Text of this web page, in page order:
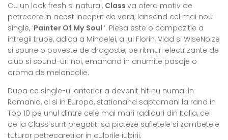
Cu un look fresh si natural, Class va ofera motiv de
petrecere in acest inceput de vara, lansand cel mai nou
single, ‘Painter Of My Soul ‘. Piesa este o compozitie a
intregii trupe, adica a Mihaelei, a lui Florin, Vlad si WiseNoize
si spune o poveste de dragoste, pe ritmuri electrizante de
club si sound-uri noi, emanand in anumite pasaje o
aroma de melancolie.
Dupa ce single-ul anterior a devenit hit nu numai in
Romania, ci si in Europa, stationand saptamani la rand in
Top 10 pe unul dintre cele mai mari radiouri din Italia, cei
de la Class sunt pregatiti sa picteze sufletele si zambetele
tuturor petrecaretilor in culorile iubirii.